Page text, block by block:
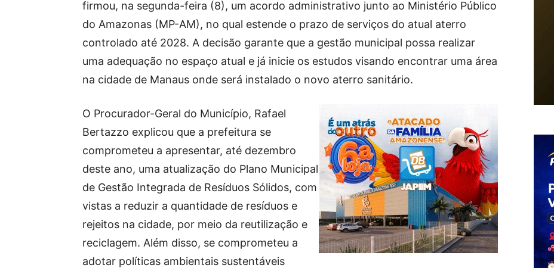
firmou, na segunda-feira (8), um acordo administrativo junto ao Ministério Público
do Amazonas (MP-AM), no qual estende o prazo de serviços do atual aterro
controlado até 2028. A decisão garante que a gestão municipal possa realizar
uma adequação no espaço atual e já inicie os estudos visando encontrar uma área
na cidade de Manaus onde será instalado o novo aterro sanitário.
O Procurador-Geral do Município, Rafael
Bertazzo explicou que a prefeitura se
comprometeu a apresentar, até dezembro
deste ano, uma atualização do Plano Municipal
de Gestão Integrada de Resíduos Sólidos, com
vistas a reduzir a quantidade de resíduos e
rejeitos na cidade, por meio da reutilização e
reciclagem. Além disso, se comprometeu a
adotar políticas ambientais sustentáveis